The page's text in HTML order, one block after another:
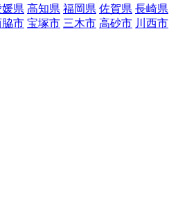
県 高知県 福岡県 佐賀県 長崎県
脇市 宝塚市 三木市 高砂市 川西市